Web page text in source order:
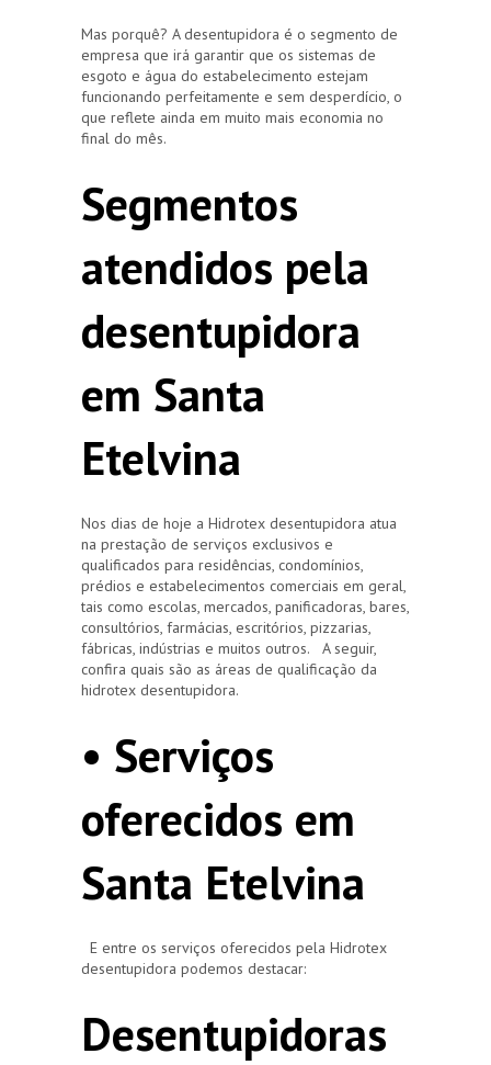
Mas porquê? A desentupidora é o segmento de
empresa que irá garantir que os sistemas de
esgoto e água do estabelecimento estejam
funcionando perfeitamente e sem desperdício, o
que reflete ainda em muito mais economia no
final do mês.
Segmentos
atendidos pela
desentupidora
em Santa
Etelvina
Nos dias de hoje a Hidrotex desentupidora atua
na prestação de serviços exclusivos e
qualificados para residências, condomínios,
prédios e estabelecimentos comerciais em geral,
tais como escolas, mercados, panificadoras, bares,
consultórios, farmácias, escritórios, pizzarias,
fábricas, indústrias e muitos outros. A seguir,
confira quais são as áreas de qualificação da
hidrotex desentupidora.
• Serviços
oferecidos em
Santa Etelvina
E entre os serviços oferecidos pela Hidrotex
desentupidora podemos destacar:
Desentupidoras